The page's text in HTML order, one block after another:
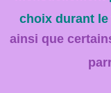
choix durant le
ainsi que